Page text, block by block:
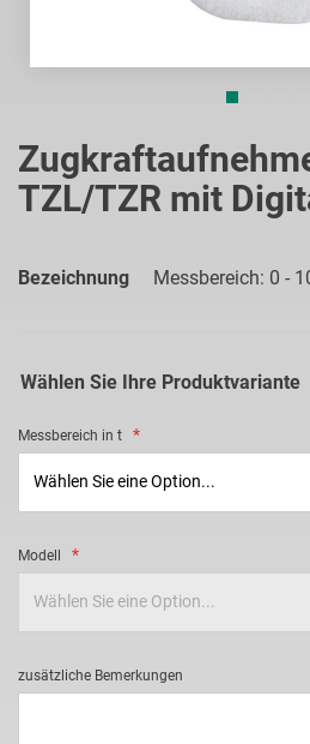
TZL/TZR mit
Bezeichnung Messbereich: 0 -
Wählen Sie Ihre Produktvariante
Messbereich in t
Modell
zusätzliche Bemerkungen
Anfang
der
Bildgalerie